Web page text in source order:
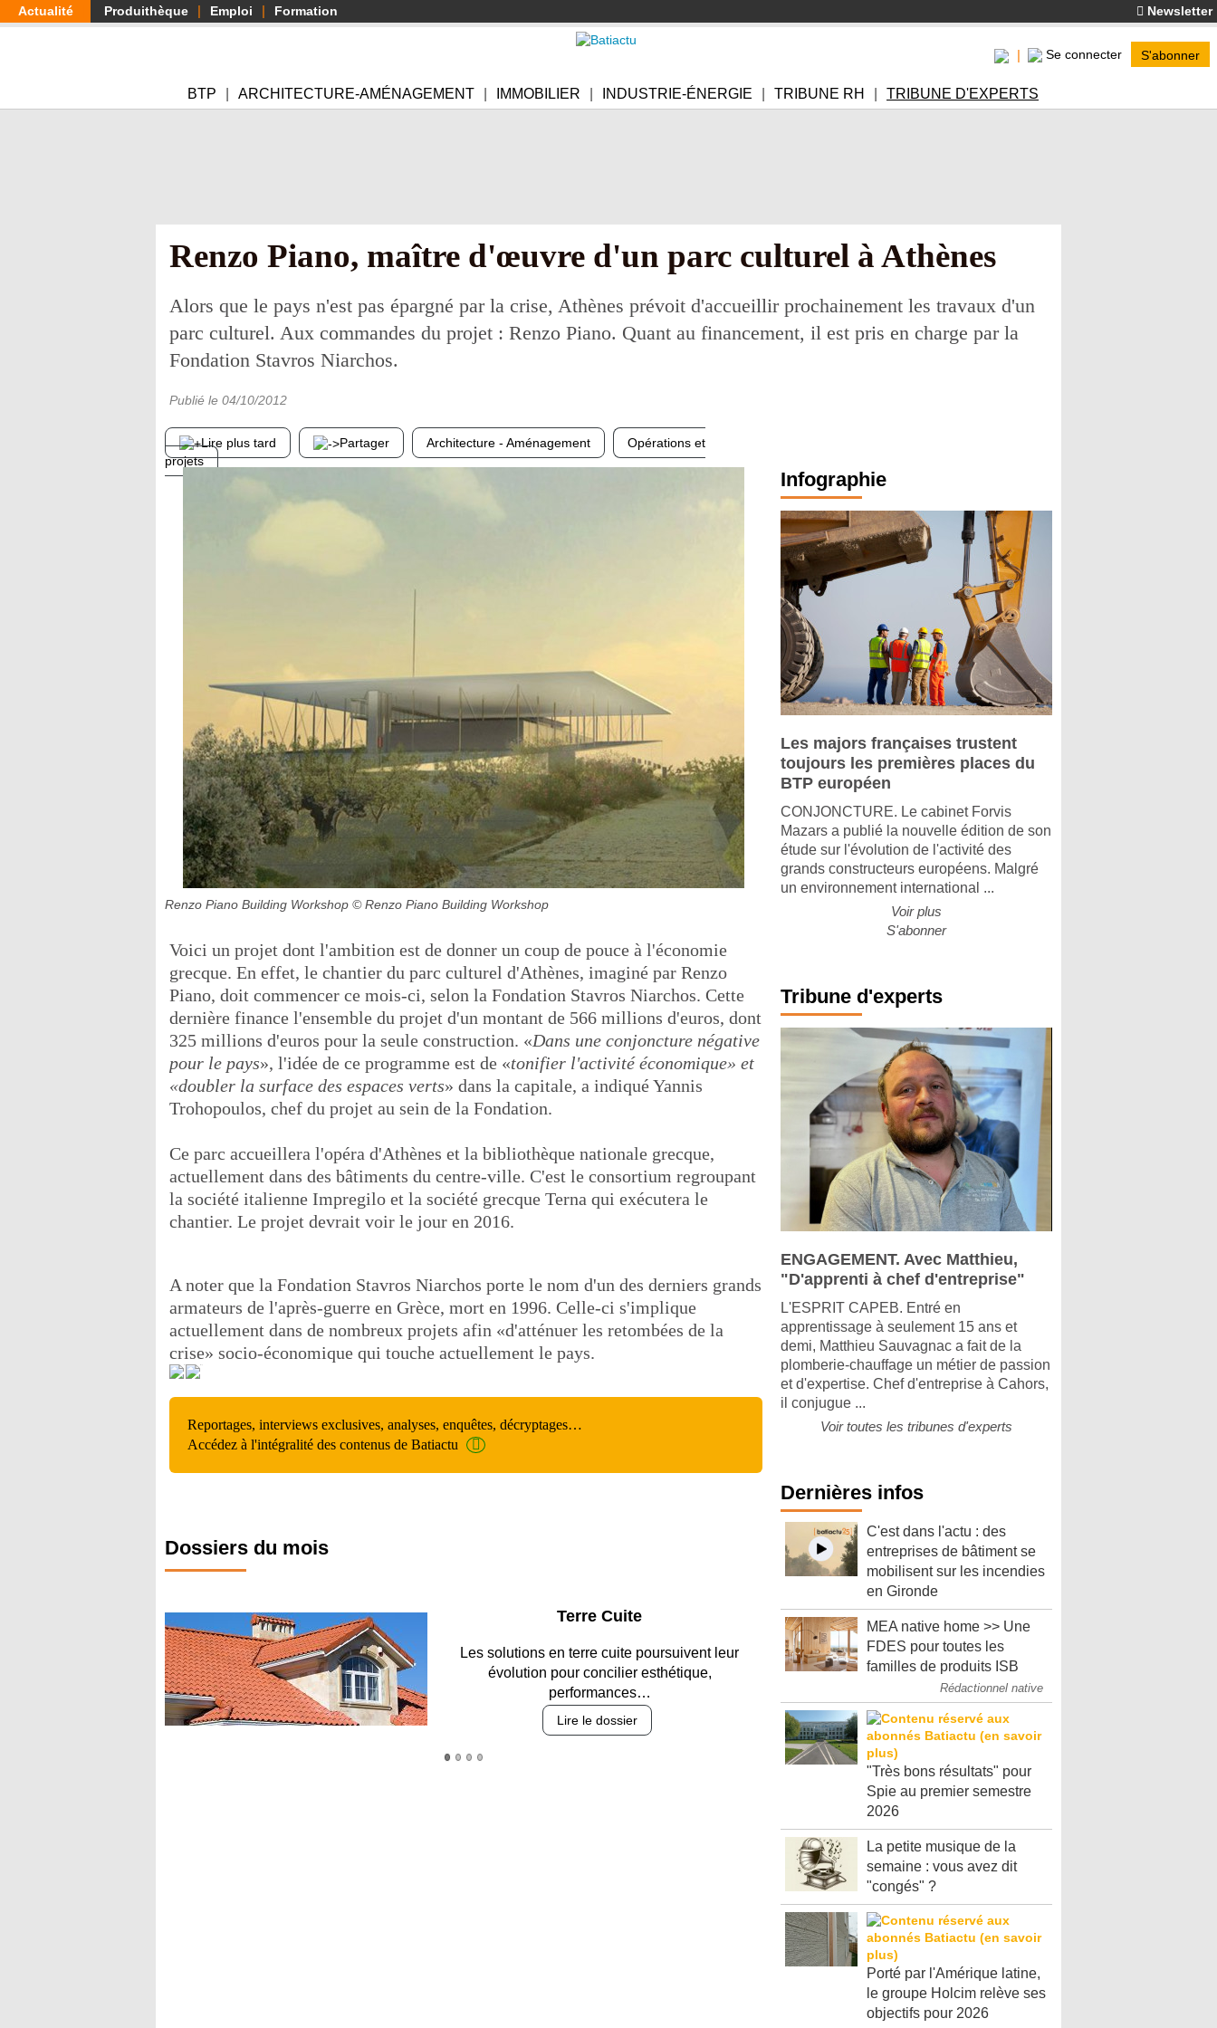
Aller
au
Actualité Produithèque Emploi Formation Newsletter
Se connecter S'abonner
BTP ARCHITECTURE-AMÉNAGEMENT IMMOBILIER INDUSTRIE-ÉNERGIE TRIBUNE RH TRIBUNE D'EXPERTS
Renzo Piano, maître d'œuvre d'un parc culturel à Athènes
Alors que le pays n'est pas épargné par la crise, Athènes prévoit d'accueillir prochainement les travaux d'un
parc culturel. Aux commandes du projet : Renzo Piano. Quant au financement, il est pris en charge par la
Fondation Stavros Niarchos.
Publié le 04/10/2012
Lire plus tard Partager Architecture - Aménagement
Opérations et
projets
Renzo Piano Building Workshop © Renzo Piano Building Workshop
Voici un projet dont l'ambition est de donner un coup de pouce à l'économie
grecque. En effet, le chantier du parc culturel d'Athènes, imaginé par Renzo
Piano, doit commencer ce mois-ci, selon la Fondation Stavros Niarchos. Cette
dernière finance l'ensemble du projet d'un montant de 566 millions d'euros, dont
325 millions d'euros pour la seule construction. «Dans une conjoncture négative
pour le pays», l'idée de ce programme est de «tonifier l'activité économique» et
«doubler la surface des espaces verts» dans la capitale, a indiqué Yannis
Trohopoulos, chef du projet au sein de la Fondation.
Ce parc accueillera l'opéra d'Athènes et la bibliothèque nationale grecque,
actuellement dans des bâtiments du centre-ville. C'est le consortium regroupant
la société italienne Impregilo et la société grecque Terna qui exécutera le
chantier. Le projet devrait voir le jour en 2016.
A noter que la Fondation Stavros Niarchos porte le nom d'un des derniers grands
armateurs de l'après-guerre en Grèce, mort en 1996. Celle-ci s'implique
actuellement dans de nombreux projets afin «d'atténuer les retombées de la
crise» socio-économique qui touche actuellement le pays.
Reportages, interviews exclusives, analyses, enquêtes, décryptages…
Accédez à l'intégralité des contenus de Batiactu
Dossiers du mois
Parking et garages
Entre circulation, sécurisation des accès, durabilité
des revêtements et intégration…
Lire le dossier
Infographie
Les majors françaises trustent
toujours les premières places du
BTP européen
CONJONCTURE. Le cabinet Forvis
Mazars a publié la nouvelle édition de son
étude sur l'évolution de l'activité des
grands constructeurs européens. Malgré
un environnement international ...
Voir plus
S'abonner
Tribune d'experts
ENGAGEMENT. Avec Matthieu,
"D'apprenti à chef d'entreprise"
L'ESPRIT CAPEB. Entré en
apprentissage à seulement 15 ans et
demi, Matthieu Sauvagnac a fait de la
plomberie-chauffage un métier de passion
et d'expertise. Chef d'entreprise à Cahors,
il conjugue ...
Voir toutes les tribunes d'experts
Dernières infos
C'est dans l'actu : des
entreprises de bâtiment se
mobilisent sur les incendies
en Gironde
MEA native home >> Une
FDES pour toutes les
familles de produits ISB
Rédactionnel native
"Très bons résultats" pour
Spie au premier semestre
2026
La petite musique de la
semaine : vous avez dit
"congés" ?
Porté par l'Amérique latine,
le groupe Holcim relève ses
objectifs pour 2026